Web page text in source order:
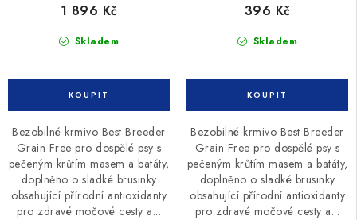
Skladem
1 896 Kč
Bezobilné krmivo Best Breeder
Grain Free pro dospělé psy s
pečeným krůtím masem a batáty,
doplněno o sladké brusinky
obsahující přírodní antioxidanty
pro zdravé močové cesty a...
Skladem
396 Kč
Bezobilné krmivo Best Breeder
Grain Free pro dospělé psy s
pečeným krůtím masem a batáty,
doplněno o sladké brusinky
obsahující přírodní antioxidanty
pro zdravé močové cesty a...